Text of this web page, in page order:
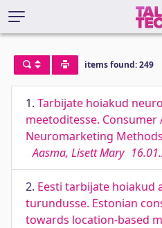
items found: 249
1. Tarbijate hoiakud
meetoditesse.
Neuromarketing Methods
Aasma, Lisett Mary
2. Eesti tarbijate hoiakud
turundusse. Estonian
towards location-based